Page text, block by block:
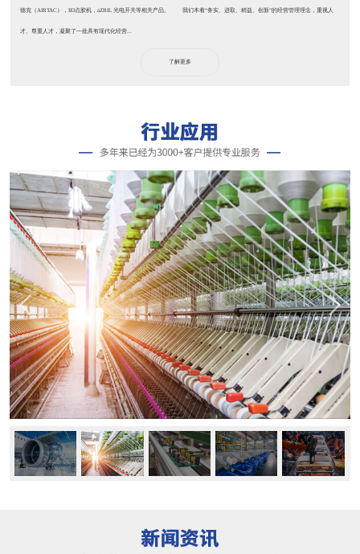
德克（AIRTAC），IEI点胶机，aZBIL 光电开关等相关产品。 我们本着“务实、进取、精益、创新”的经营管理理念，重视人
才、尊重人才，凝聚了一批具有现代化经营...
了解更多